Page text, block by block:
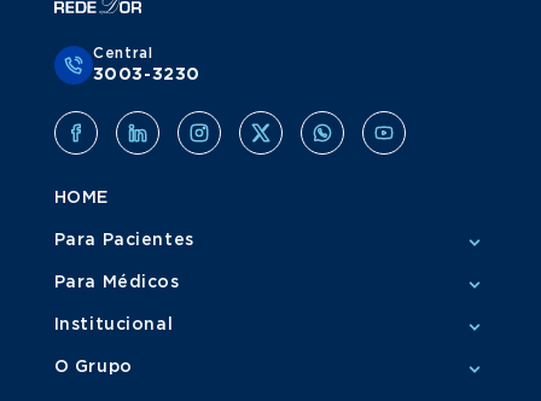
Central
3003-3230
HOME
Para Pacientes
Para Médicos
Institucional
O Grupo